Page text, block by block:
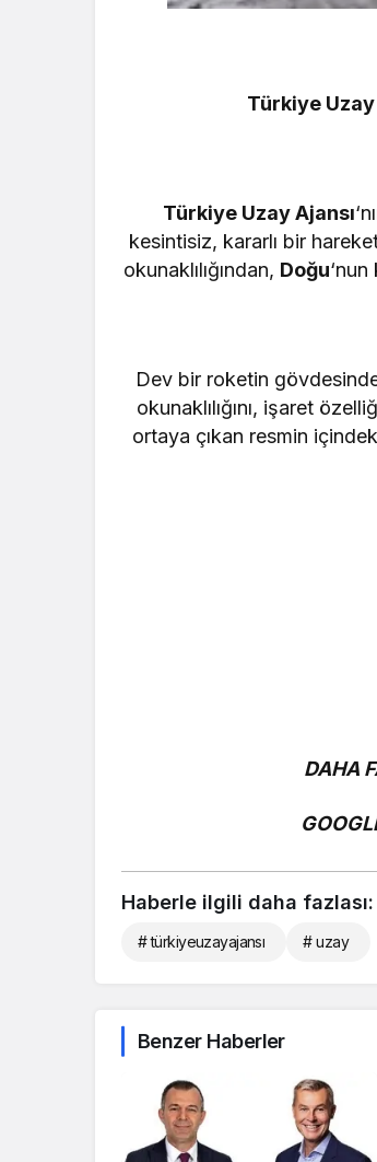
Türkiye Uzay
Türkiye Uzay Ajansı
kesintisiz, kararlı bir
okunaklılığından, Doğu
Dev bir roketin
okunaklılığını, işaret
ortaya çıkan resmin
DAHA
Haberle ilgili daha fazlası:
# türkiyeuzayajansı # uzay
Benzer Haberler